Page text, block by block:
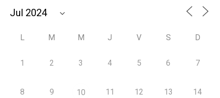
L M M J V S D
1 2 3 4 5 6 7
8 9 10 11 12 13 14